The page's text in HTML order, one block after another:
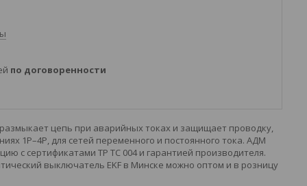
по договоренности
цепь при аварийных токах и защищает проводку,
1P–4P, для сетей переменного и постоянного тока. АДМ
с сертификатами ТР ТС 004 и гарантией производителя.
выключатель EKF в Минске можно оптом и в розницу